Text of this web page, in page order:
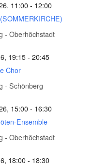
11:00 - 12:00
- Oberhöchstadt
19:15 - 20:45
Chor
- Schönberg
15:00 - 16:30
Ensemble
- Oberhöchstadt
18:00 - 18:30